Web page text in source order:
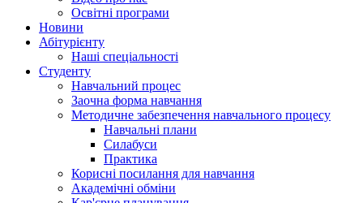
Освітні програми
Hовини
Абітурієнту
Наші спеціальності
Студенту
Навчальний процес
Заочна форма навчання
Методичне забезпечення навчального процесу
Навчальні плани
Силабуси
Практика
Корисні посилання для навчання
Академічні обміни